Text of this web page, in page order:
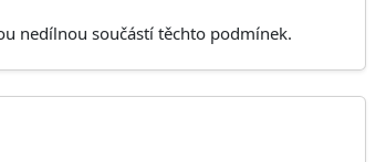
nedílnou součástí těchto podmínek.